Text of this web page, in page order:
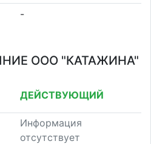
-
ООО "КАТАЖИНА"
ДЕЙСТВУЮЩИЙ
Информация
отсутствует